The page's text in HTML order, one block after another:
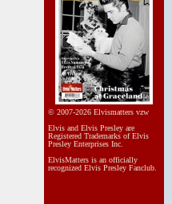
© 2007-2026 Elvismatters vzw
Elvis and Elvis Presley are
Registered Trademarks of Elvis
Presley Enterprises Inc.
ElvisMatters is an officially
recognized Elvis Presley Fanclub.